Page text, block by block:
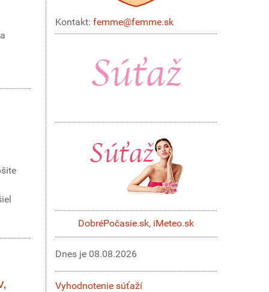
Kontakt: femme@femme.sk
DobréPočasie.sk, iMeteo.sk
Dnes je 08.08.2026
Vyhodnotenie súťaží